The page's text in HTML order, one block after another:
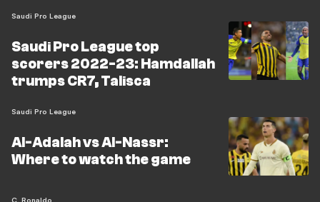
Saudi Pro League
Saudi Pro League top
scorers 2022-23: Hamdallah
trumps CR7, Talisca
Saudi Pro League
Al-Adalah vs Al-Nassr:
Where to watch the game
C. Ronaldo